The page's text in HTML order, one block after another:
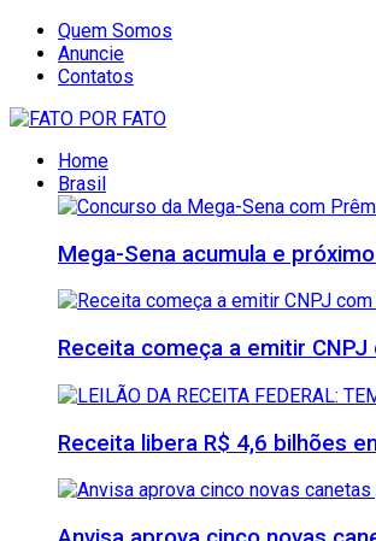
Quem Somos
Anuncie
Contatos
Home
Brasil
Mega-Sena acumula e
Receita começa a emitir
Receita libera R$ 4,6 bilhões